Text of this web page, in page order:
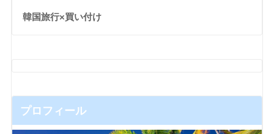
韓国旅行×買い付け
プロフィール